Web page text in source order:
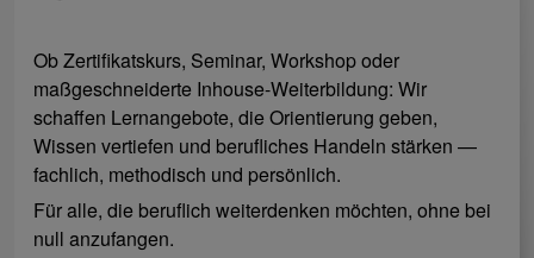
Ob Zertifikatskurs, Seminar, Workshop oder
maßgeschneiderte Inhouse-Weiterbildung: Wir
schaffen Lernangebote, die Orientierung geben,
Wissen vertiefen und berufliches Handeln stärken —
fachlich, methodisch und persönlich.
Für alle, die beruflich weiterdenken möchten, ohne bei
null anzufangen.